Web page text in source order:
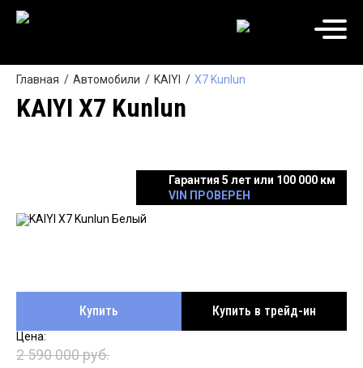
Главная Автомобили KAIYI X7 Kunlun
KAIYI X7 Kunlun
Гарантия 5 лет или 100 000 км
VIN ПРОВЕРЕН
2 590 000 руб.
Купить Купить в трейд-ин